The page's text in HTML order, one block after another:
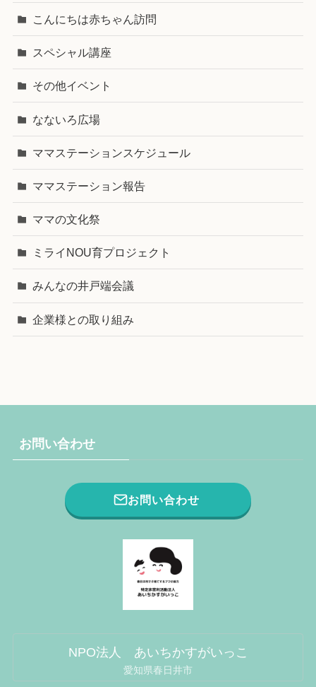
こんにちは赤ちゃん訪問
スペシャル講座
その他イベント
なないろ広場
ママステーションスケジュール
ママステーション報告
ママの文化祭
ミライNOU育プロジェクト
みんなの井戸端会議
企業様との取り組み
お問い合わせ
お問い合わせ
NPO法人 あいちかすがいっこ
愛知県春日井市